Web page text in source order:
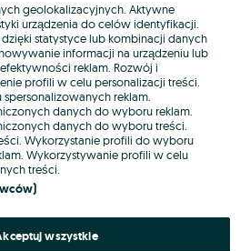
geolokalizacyjnych. Aktywne
urządzenia do celów identyfikacji.
statystyce lub kombinacji danych
informacji na urządzeniu lub
reklam. Rozwój i
profili w celu personalizacji treści.
reklam.
danych do wyboru reklam.
danych do wyboru treści.
Wykorzystanie profili do wyboru
Wykorzystywanie profili w celu
treści.
wszystkie